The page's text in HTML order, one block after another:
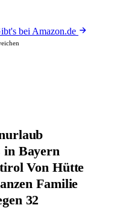
bei Amazon.de
Bayern
Von Hütte
Familie
32